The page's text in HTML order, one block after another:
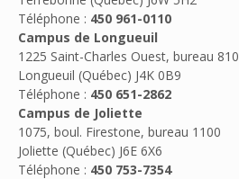
Téléphone : 450 961-0110
Campus de Longueuil
1225 Saint-Charles Ouest, bureau 810
Longueuil (Québec) J4K 0B9
Téléphone : 450 651-2862
Campus de Joliette
1075, boul. Firestone, bureau 1100
Joliette (Québec) J6E 6X6
Téléphone : 450 753-7354